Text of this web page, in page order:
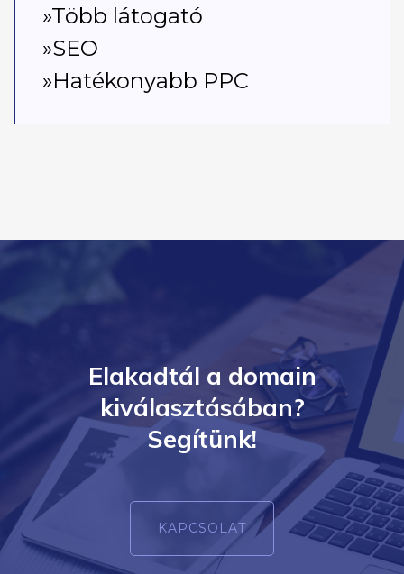
»Több látogató
»SEO
»Hatékonyabb PPC
Elakadtál a domain
kiválasztásában?
Segítünk!
KAPCSOLAT